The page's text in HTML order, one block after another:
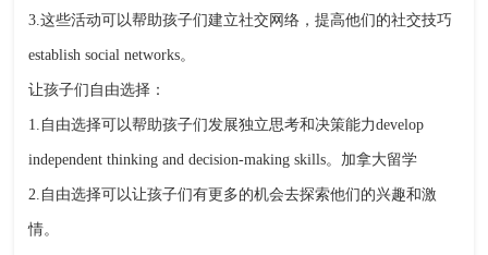
3.这些活动可以帮助孩子们建立社交网络，提高他们的社交技巧
establish social networks。
让孩子们自由选择：
1.自由选择可以帮助孩子们发展独立思考和决策能力develop
independent thinking and decision-making skills。加拿大留学
2.自由选择可以让孩子们有更多的机会去探索他们的兴趣和激
情。